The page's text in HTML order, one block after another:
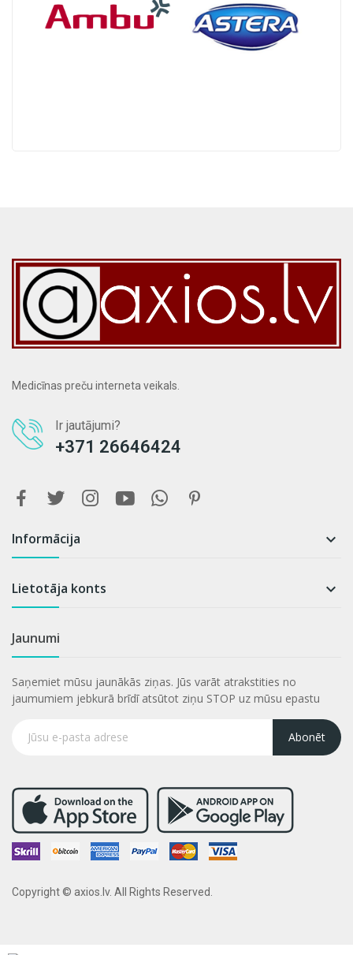
Medicīnas preču interneta veikals.
Ir jautājumi?
+371 26646424
Informācija 
Lietotāja konts 
Jaunumi
Saņemiet mūsu jaunākās ziņas. Jūs varāt atrakstities no
jaumumiem jebkurā brīdī atsūtot ziņu STOP uz mūsu epastu
Abonēt
Copyright © axios.lv. All Rights Reserved.